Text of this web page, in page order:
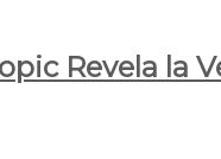
Revela la